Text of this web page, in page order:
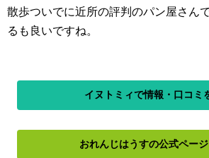
散歩ついでに近所の評判のパン屋さん
るも良いですね。
イヌトミィで情報・口コミ
おれんじはうすの公式ペー